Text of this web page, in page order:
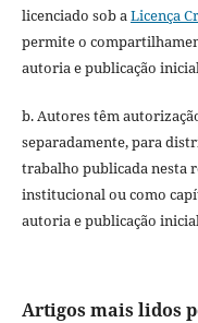
licenciado sob aLicença
permite o
autoria e publicação
b. Autores têm
separadamente, para
trabalho publicada nesta
institucional ou como
autoria e publicação
Artigos mais lidos